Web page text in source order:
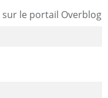
sur le portail Overblog